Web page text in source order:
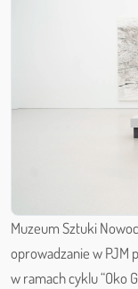
Muzeum Sztuki
oprowadzanie w PJM
w ramach cyklu “Oko